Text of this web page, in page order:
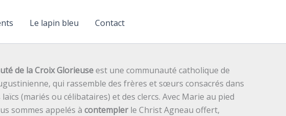
Le lapin bleu Contact
de la Croix Glorieuseest une communauté catholique de
qui rassemble des frères et sœurs consacrés dans
laïcs (mariés ou célibataires) et des clercs. Avec Marie au pied
sommes appelés à contemplerle Christ Agneau offert,